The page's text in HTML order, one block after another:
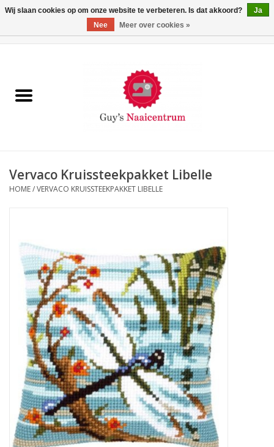
Machines
Opbergsystemen
Hobby/Knutselen
Stoffen
Breien en haken
Handwerk
Workshop
Vervaco Kruissteekpakket Libelle
HOME/VERVACO KRUISSTEEKPAKKET LIBELLE
Wij slaan cookies op om onze website te verbeteren. Is dat akkoord?
Ja
Nee
Meer over cookies »